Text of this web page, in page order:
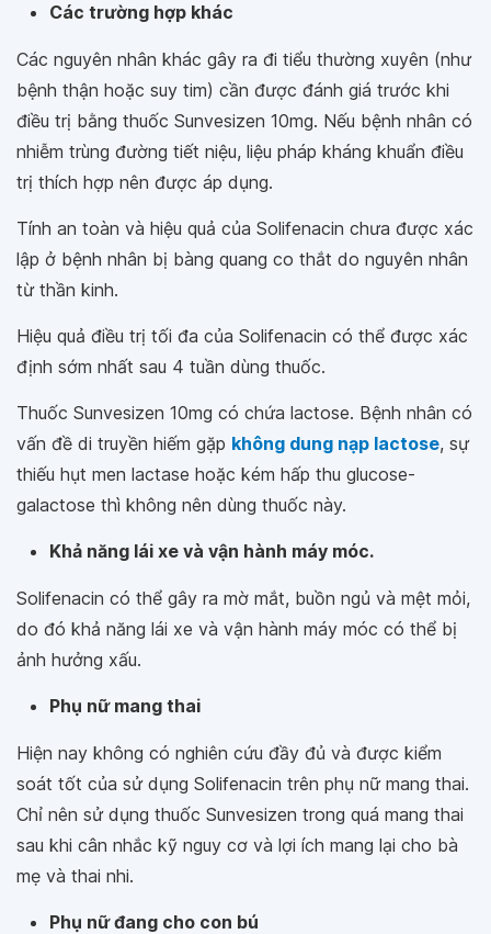
Các trường hợp khác
Các nguyên nhân khác gây ra đi tiểu thường xuyên (như
bệnh thận hoặc suy tim) cần được đánh giá trước khi
điều trị bằng thuốc Sunvesizen 10mg. Nếu bệnh nhân có
nhiễm trùng đường tiết niệu, liệu pháp kháng khuẩn điều
trị thích hợp nên được áp dụng.
Tính an toàn và hiệu quả của Solifenacin chưa được xác
lập ở bệnh nhân bị bàng quang co thắt do nguyên nhân
từ thần kinh.
Hiệu quả điều trị tối đa của Solifenacin có thể được xác
định sớm nhất sau 4 tuần dùng thuốc.
Thuốc Sunvesizen 10mg có chứa lactose. Bệnh nhân có
vấn đề di truyền hiếm gặp không dung nạp lactose, sự
thiếu hụt men lactase hoặc kém hấp thu glucose-
galactose thì không nên dùng thuốc này.
Khả năng lái xe và vận hành máy móc.
Solifenacin có thể gây ra mờ mắt, buồn ngủ và mệt mỏi,
do đó khả năng lái xe và vận hành máy móc có thể bị
ảnh hưởng xấu.
Phụ nữ mang thai
Hiện nay không có nghiên cứu đầy đủ và được kiểm
soát tốt của sử dụng Solifenacin trên phụ nữ mang thai.
Chỉ nên sử dụng thuốc Sunvesizen trong quá mang thai
sau khi cân nhắc kỹ nguy cơ và lợi ích mang lại cho bà
mẹ và thai nhi.
Phụ nữ đang cho con bú